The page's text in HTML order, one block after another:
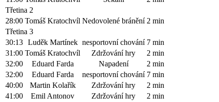
Třetina 2
28:00 Tomáš Kratochvíl Nedovolené bránění 2 min
Třetina 3
30:13 Luděk Martínek nesportovní chování 7 min
31:00 Tomáš Kratochvíl Zdržování hry
2 min
32:00
Eduard Farda Napadení
2 min
32:00
Eduard Farda nesportovní chování 7 min
40:00
Martin Kolařík Zdržování hry
2 min
41:00
Emil Antonov Zdržování hry 2 min